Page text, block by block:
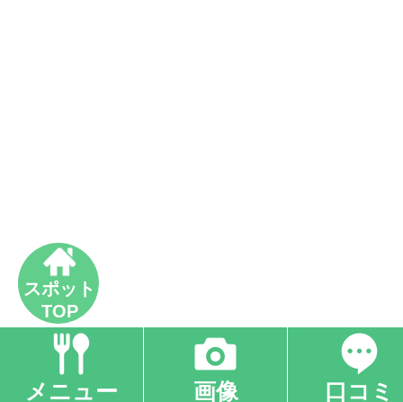
メニュー 画像 口コミ
スポット
TOP